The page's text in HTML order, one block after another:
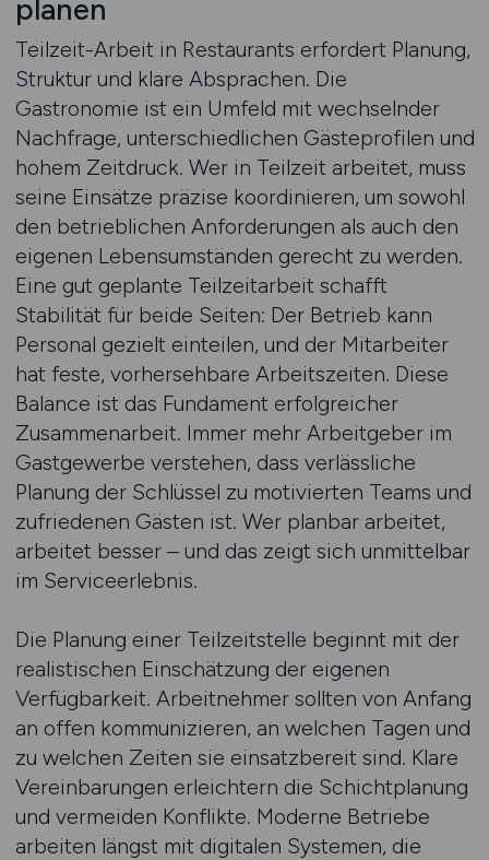
planen
Teilzeit-Arbeit in Restaurants erfordert Planung,
Struktur und klare Absprachen. Die
Gastronomie ist ein Umfeld mit wechselnder
Nachfrage, unterschiedlichen Gästeprofilen und
hohem Zeitdruck. Wer in Teilzeit arbeitet, muss
seine Einsätze präzise koordinieren, um sowohl
den betrieblichen Anforderungen als auch den
eigenen Lebensumständen gerecht zu werden.
Eine gut geplante Teilzeitarbeit schafft
Stabilität für beide Seiten: Der Betrieb kann
Personal gezielt einteilen, und der Mitarbeiter
hat feste, vorhersehbare Arbeitszeiten. Diese
Balance ist das Fundament erfolgreicher
Zusammenarbeit. Immer mehr Arbeitgeber im
Gastgewerbe verstehen, dass verlässliche
Planung der Schlüssel zu motivierten Teams und
zufriedenen Gästen ist. Wer planbar arbeitet,
arbeitet besser – und das zeigt sich unmittelbar
im Serviceerlebnis.
Die Planung einer Teilzeitstelle beginnt mit der
realistischen Einschätzung der eigenen
Verfügbarkeit. Arbeitnehmer sollten von Anfang
an offen kommunizieren, an welchen Tagen und
zu welchen Zeiten sie einsatzbereit sind. Klare
Vereinbarungen erleichtern die Schichtplanung
und vermeiden Konflikte. Moderne Betriebe
arbeiten längst mit digitalen Systemen, die